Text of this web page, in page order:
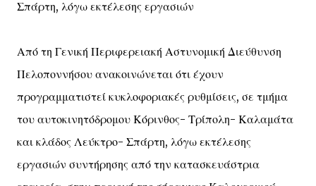
Σπάρτη, λόγω εκτέλεσης εργασιών
Από τη Γενική Περιφερειακή Αστυνομική Διεύθυνση
Πελοποννήσου ανακοινώνεται ότι έχουν
προγραμματιστεί κυκλοφοριακές ρυθμίσεις, σε τμήμα
του αυτοκινητόδρομου Κόρινθος- Τρίπολη- Καλαμάτα
και κλάδος Λεύκτρο- Σπάρτη, λόγω εκτέλεσης
εργασιών συντήρησης από την κατασκευάστρια